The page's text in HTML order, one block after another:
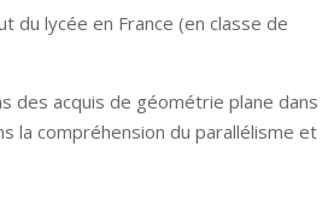
du lycée en France (en classe de
des acquis de géométrie plane dans
la compréhension du parallélisme et